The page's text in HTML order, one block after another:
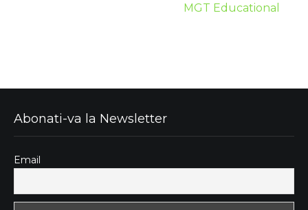
MGT Educational
Abonati-va la Newsletter
Email